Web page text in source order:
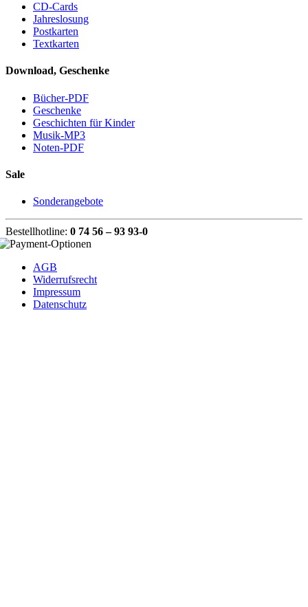
CD-Cards
Jahreslosung
Postkarten
Textkarten
Download, Geschenke
Bücher-PDF
Geschenke
Geschichten für Kinder
Musik-MP3
Noten-PDF
Sale
Sonderangebote
Bestellhotline: 0 74 56 – 93 93-0
AGB
Widerrufsrecht
Impressum
Datenschutz